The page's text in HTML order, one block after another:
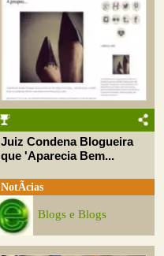
Juiz Condena Blogueira
que 'Aparecia Bem...
NotÃ­cias
Blogs e Blogs